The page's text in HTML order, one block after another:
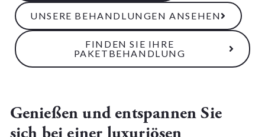
UNSERE BEHANDLUNGEN ANSEHEN
FINDEN SIE IHRE
PAKETBEHANDLUNG
Genießen und entspannen Sie